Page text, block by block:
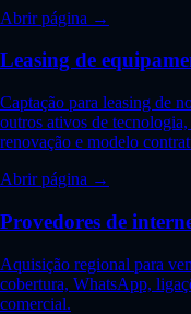
Abrir página →
Leasing de
Captação para leasing de
outros ativos de
renovação e modelo
Abrir página →
Provedores de
Aquisição regional para
cobertura, WhatsApp,
comercial.